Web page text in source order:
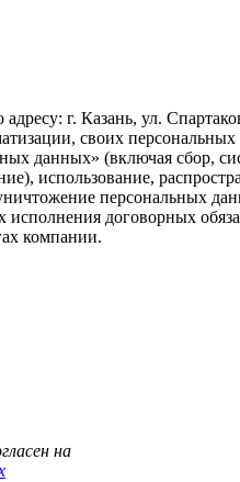
г. Казань, ул.
своих
данных» (включая сбор,
использование,
персональных
исполнения договорных
компании.
на